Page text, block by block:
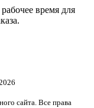
время для
сайта. Все права